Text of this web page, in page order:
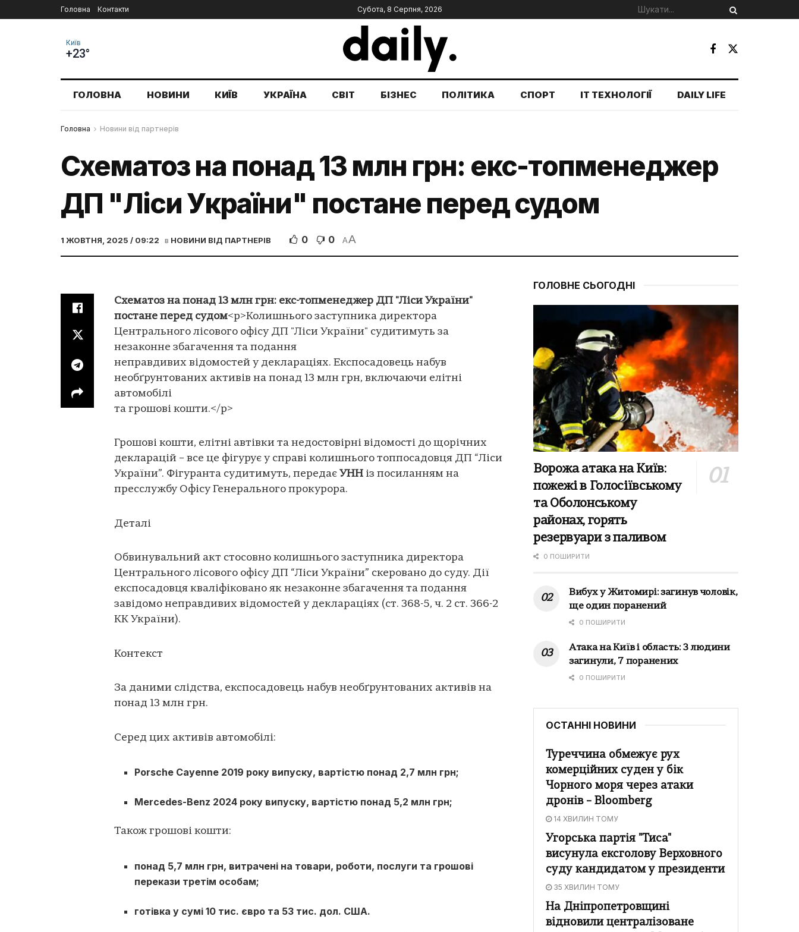
Головна Контакти Субота, 8 Серпня, 2026
Київ
+23°
ГОЛОВНА НОВИНИ КИЇВ УКРАЇНА СВІТ БІЗНЕС ПОЛІТИКА СПОРТ IT ТЕХНОЛОГІЇ DAILY LIFE
Головна Новини від партнерів
Cхематоз на понад 13 млн грн: екс-топменеджер
ДП "Ліси України" постане перед судом
1 ЖОВТНЯ, 2025 / 09:22 в НОВИНИ ВІД ПАРТНЕРІВ 0 0 AA
Cхематоз на понад 13 млн грн: екс-топменеджер ДП "Ліси України"
постане перед судом<p>Колишнього заступника директора
Центрального лісового офісу ДП "Ліси України" судитимуть за
незаконне збагачення та подання
неправдивих відомостей у деклараціях. Експосадовець набув
необґрунтованих активів на понад 13 млн грн, включаючи елітні
автомобілі
та грошові кошти.</p>
Грошові кошти, елітні автівки та недостовірні відомості до щорічних
декларацій – все це фігурує у справі колишнього топпосадовця ДП “Ліси
України”. Фігуранта судитимуть, передає УНН із посиланням на
пресслужбу Офісу Генерального прокурора.
Деталі
Обвинувальний акт стосовно колишнього заступника директора
Центрального лісового офісу ДП “Ліси України” скеровано до суду. Дії
експосадовця кваліфіковано як незаконне збагачення та подання
завідомо неправдивих відомостей у деклараціях (ст. 368-5, ч. 2 ст. 366-2
КК України).
Контекст
За даними слідства, експосадовець набув необґрунтованих активів на
понад 13 млн грн.
Серед цих активів автомобілі:
Porsche Cayenne 2019 року випуску, вартістю понад 2,7 млн грн;
Mercedes-Benz 2024 року випуску, вартістю понад 5,2 млн грн;
Також грошові кошти:
понад 5,7 млн грн, витрачені на товари, роботи, послуги та грошові
перекази третім особам;
готівка у сумі 10 тис. євро та 53 тис. дол. США.
ГОЛОВНЕ СЬОГОДНІ
Ворожа атака на Київ:
пожежі в Голосіївському
та Оболонському
районах, горять
резервуари з паливом
0 ПОШИРИТИ
Вибух у Житомирі: загинув чоловік,
ще один поранений
0 ПОШИРИТИ
Атака на Київ і область: 3 людини
загинули, 7 поранених
0 ПОШИРИТИ
ОСТАННІ НОВИНИ
Туреччина обмежує рух
комерційних суден у бік
Чорного моря через атаки
дронів – Bloomberg
14 ХВИЛИН ТОМУ
Угорська партія "Тиса"
висунула ексголову Верховного
суду кандидатом у президенти
35 ХВИЛИН ТОМУ
На Дніпропетровщині
відновили централізоване